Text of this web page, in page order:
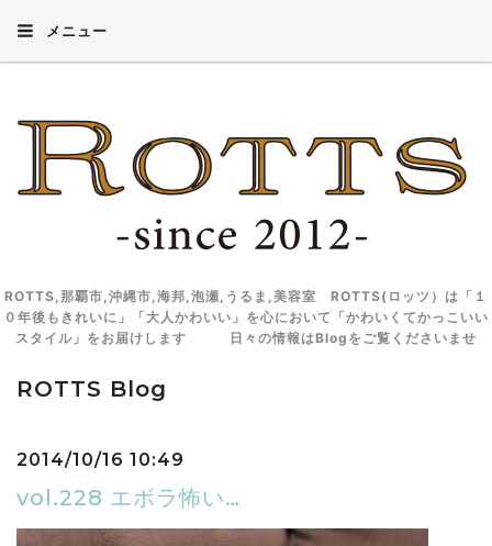
メニュー
ROTTS,那覇市,沖縄市,海邦,泡瀬,うるま,美容室 ROTTS(ロッツ）は「１
０年後もきれいに」「大人かわいい」を心において「かわいくてかっこいい
スタイル」をお届けします 日々の情報はBlogをご覧くださいませ
ROTTS Blog
2014/10/16 10:49
vol.228 エボラ怖い…